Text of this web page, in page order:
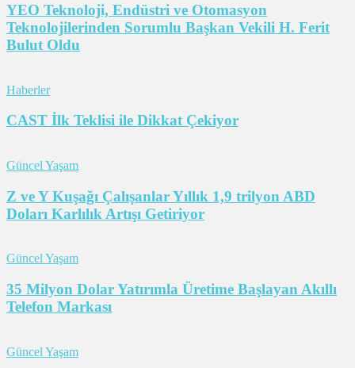
YEO Teknoloji, Endüstri ve Otomasyon
Teknolojilerinden Sorumlu Başkan Vekili H. Ferit
Bulut Oldu
Haberler
CAST İlk Teklisi ile Dikkat Çekiyor
Güncel Yaşam
Z ve Y Kuşağı Çalışanlar Yıllık 1,9 trilyon ABD
Doları Karlılık Artışı Getiriyor
Güncel Yaşam
35 Milyon Dolar Yatırımla Üretime Başlayan Akıllı
Telefon Markası
Güncel Yaşam